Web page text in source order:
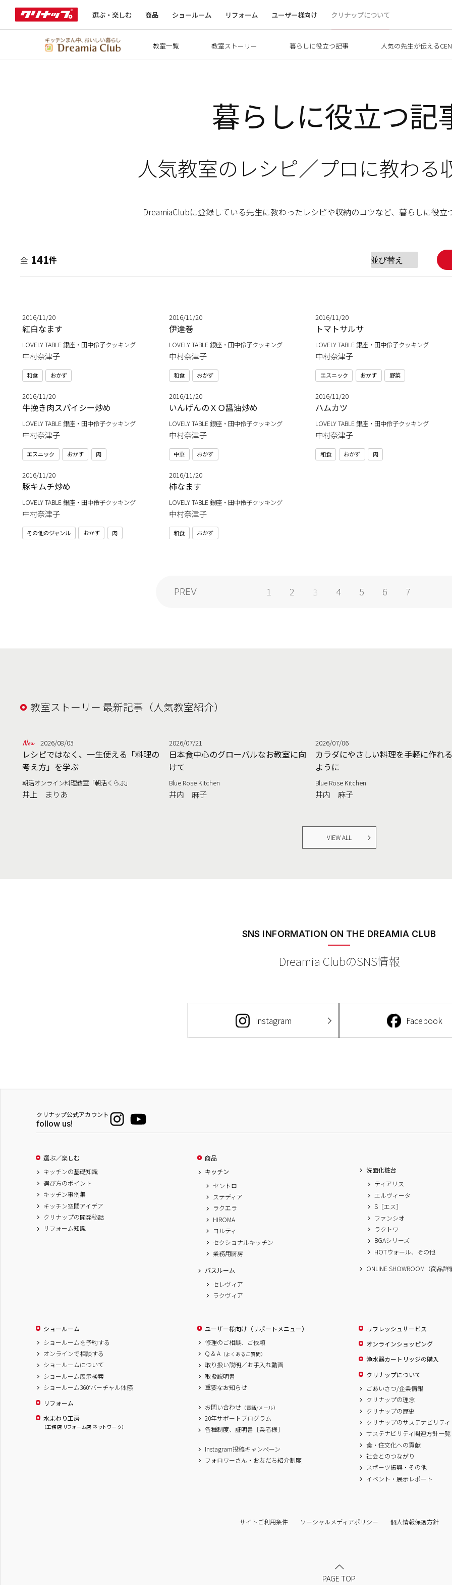
選ぶ・楽しむ 商品 ショールーム リフォーム ユーザー様向け クリナップについて
暮らしに役立つ記
人気教室のレシピ／プロに教わる
DreamiaClubに登録している先生に教わった レシピや収納のコツなど、 暮らしに役立
教室一覧 教室ストーリー 暮らしに役立つ記事 人気の先生が伝える
全 141件
2016/11/20
紅白なます
LOVELY TABLE 銀座・田中伶子クッキング
中村奈津子
和食 おかず
2016/11/20
伊達巻
LOVELY TABLE 銀座・田中伶子クッキング
中村奈津子
和食 おかず
2016/11/20
トマトサルサ
LOVELY TABLE 銀座・田中伶子クッキング
中村奈津子
エスニック おかず 野菜
2016/11/20
牛挽き肉スパイシー炒め
LOVELY TABLE 銀座・田中伶子クッキング
中村奈津子
エスニック おかず 肉
2016/11/20
いんげんのＸＯ醤油炒め
LOVELY TABLE 銀座・田中伶子クッキング
中村奈津子
中華 おかず
2016/11/20
ハムカツ
LOVELY TABLE 銀座・田中伶子クッキング
中村奈津子
和食 おかず 肉
2016/11/20
豚キムチ炒め
LOVELY TABLE 銀座・田中伶子クッキング
中村奈津子
その他のジャンル おかず 肉
2016/11/20
柿なます
LOVELY TABLE 銀座・田中伶子クッキング
中村奈津子
和食 おかず
1 2 3 4 5 6 7
教室ストーリー 最新記事（人気教室紹介）
2026/08/03
レシピではなく、一生使える「料理の
考え方」を学ぶ
朝活オンライン料理教室「朝活くらぶ」
井上 まりあ
2026/07/21
日本食中心のグローバルなお教室に向
けて
Blue Rose Kitchen
井内 麻子
2026/07/06
カラダにやさしい料理を手軽に作れる
ように
Blue Rose Kitchen
井内 麻子
VIEW ALL
SNS INFORMATION ON THE DREAMIA CLUB
Dreamia ClubのSNS情報
Instagram Facebook
クリナップ公式アカウント
follow us!
選ぶ／楽しむ
キッチンの基礎知識
選び方のポイント
キッチン事例集
キッチン空間アイデア
クリナップの開発秘話
リフォーム知識
商品
キッチン
セントロ
ステディア
ラクエラ
HIROMA
コルティ
セクショナルキッチン
業務用厨房
バスルーム
セレヴィア
ラクヴィア
洗面化粧台
ティアリス
エルヴィータ
S［エス］
ファンシオ
ラクトワ
BGAシリーズ
HOTウォール、その他
ONLINE SHOWROOM（商品詳
ショールーム
ショールームを予約する
オンラインで相談する
ショールームについて
ショールーム展示検索
ショールーム360°バーチャル体感
リフォーム
水まわり工房
（工務店 リフォーム店 ネットワーク）
ユーザー様向け（サポートメニュー）
修理のご相談、ご依頼
Q & A （よくあるご質問）
取り扱い説明／お手入れ動画
取扱説明書
重要なお知らせ
お問い合わせ （電話/メール）
20年サポートプログラム
各種制度、証明書［業者様］
Instagram投稿キャンペーン
フォロワーさん・お友だち紹介制度
リフレッシュサービス
オンラインショッピング
浄水器カートリッジの購入
クリナップについて
ごあいさつ/企業情報
クリナップの理念
クリナップの歴史
クリナップのサステナビリティ
サステナビリティ関連方針一覧
食・住文化への貢献
社会とのつながり
スポーツ振興・その他
イベント・展示レポート
サイトご利用条件 ソーシャルメディアポリシー 個人情報保護方針
PAGE TOP